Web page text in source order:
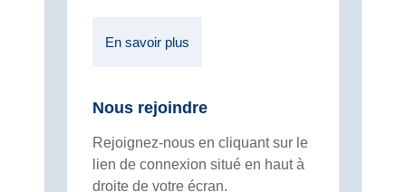
En savoir plus
Nous rejoindre
Rejoignez-nous en cliquant sur le
lien de connexion situé en haut à
droite de votre écran.